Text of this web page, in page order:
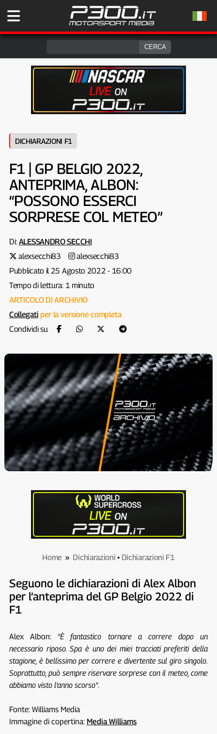
DICHIARAZIONI F1
F1 | GP BELGIO 2022,
ANTEPRIMA, ALBON:
“POSSONO ESSERCI
SORPRESE COL METEO”
Di: ALESSANDRO SECCHI
alexsecchi83
alexsecchi83
Pubblicato il 25 Agosto 2022 - 16:00
Tempo di lettura: 1 minuto
ARTICOLO DI ARCHIVIO
Collegati per la versione completa
Condividi su
Home » Dichiarazioni • Dichiarazioni F1
Seguono le dichiarazioni di Alex Albon
per l’anteprima del GP Belgio 2022 di
F1
Alex Albon: “È fantastico tornare a correre dopo un
necessario riposo. Spa è uno dei miei tracciati preferiti della
stagione, è bellissimo per correre e divertente sul giro singolo.
Soprattutto, può sempre riservare sorprese con il meteo, come
abbiamo visto l’anno scorso”.
Fonte: Williams Media
Immagine di copertina: Media Williams